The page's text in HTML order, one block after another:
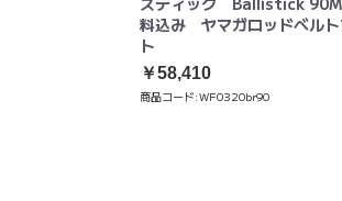
料込み ヤマガロッドベルト
ト
￥58,410
商品コード:WF0320br90